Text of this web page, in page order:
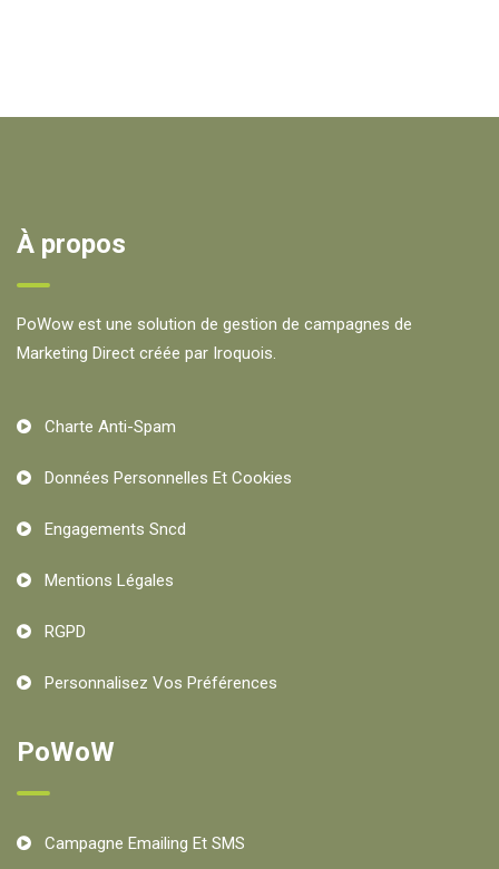
À propos
PoWow est une solution de gestion de campagnes de
Marketing Direct créée par Iroquois.
Charte Anti-Spam
Données Personnelles Et Cookies
Engagements Sncd
Mentions Légales
RGPD
Personnalisez Vos Préférences
PoWoW
Campagne Emailing Et SMS